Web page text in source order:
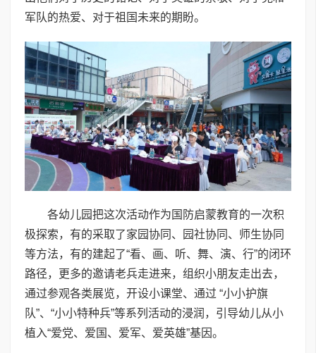
军队的热爱、对于祖国未来的期盼。
各幼儿园把这次活动作为国防启蒙教育的一次积
极探索，有的采取了家园协同、园社协同、师生协同
等方法，有的建起了“看、画、听、舞、演、行”的闭环
路径，更多的邀请老兵走进来，组织小朋友走出去，
通过参观各类展览，开设小课堂、通过 “小小护旗
队”、“小小特种兵”等系列活动的浸润，引导幼儿从小
植入“爱党、爱国、爱军、爱英雄”基因。